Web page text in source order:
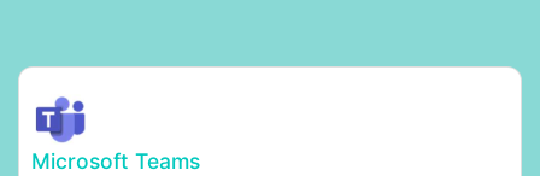
Microsoft Teams